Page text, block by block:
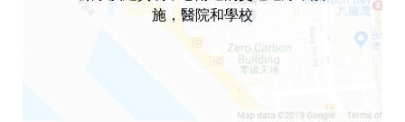
施，醫院和學校